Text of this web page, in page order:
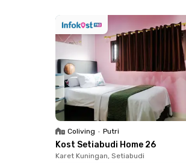
Coliving • Putri
Kost Setiabudi Home 26
Karet Kuningan, Setiabudi